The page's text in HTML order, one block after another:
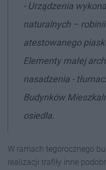
- Urządzenia
naturalnych –
atestowanego
Elementy małej
nasadzenia -
Budynków
osiedla.
W ramach tegorocznego
realizacji trafiły inne